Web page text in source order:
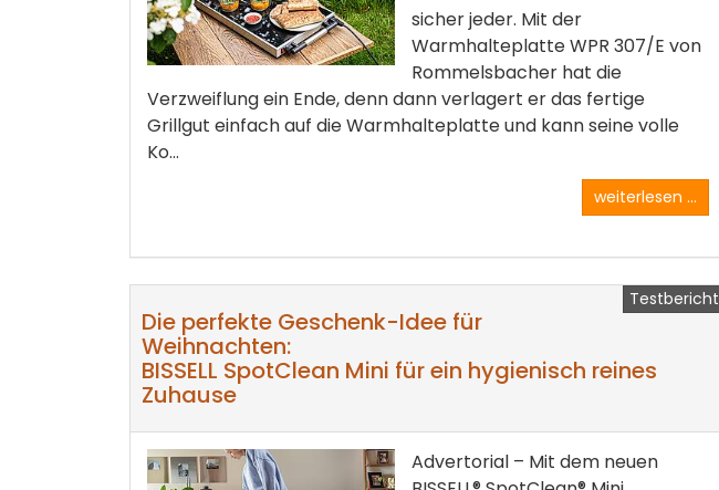
sicher jeder. Mit der
Warmhalteplatte WPR 307/E von
Rommelsbacher hat die
Verzweiflung ein Ende, denn dann verlagert er das fertige
Grillgut einfach auf die Warmhalteplatte und kann seine volle
Ko...
weiterlesen ...
Testbericht
Die perfekte Geschenk-Idee für
Weihnachten:
BISSELL SpotClean Mini für ein hygienisch reines
Zuhause
Advertorial – Mit dem neuen